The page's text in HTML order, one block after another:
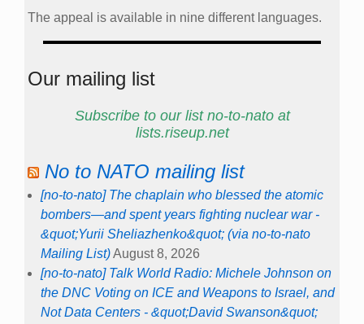
The appeal is available in nine different languages.
Our mailing list
Subscribe to our list no-to-nato at
lists.riseup.net
No to NATO mailing list
[no-to-nato] The chaplain who blessed the atomic
bombers—and spent years fighting nuclear war -
&quot;Yurii Sheliazhenko&quot; (via no-to-nato
Mailing List)August 8, 2026
[no-to-nato] Talk World Radio: Michele Johnson on
the DNC Voting on ICE and Weapons to Israel, and
Not Data Centers - &quot;David Swanson&quot;